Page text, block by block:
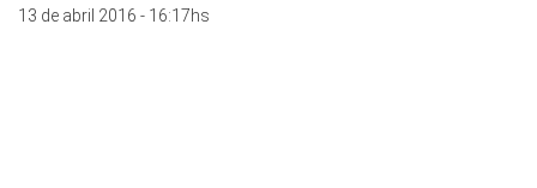
13 de abril 2016 - 16:17hs